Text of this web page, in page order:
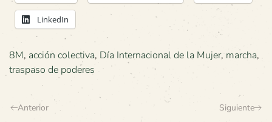
LinkedIn
8M, acción colectiva, Día Internacional de la Mujer, marcha,
traspaso de poderes
Anterior Siguiente